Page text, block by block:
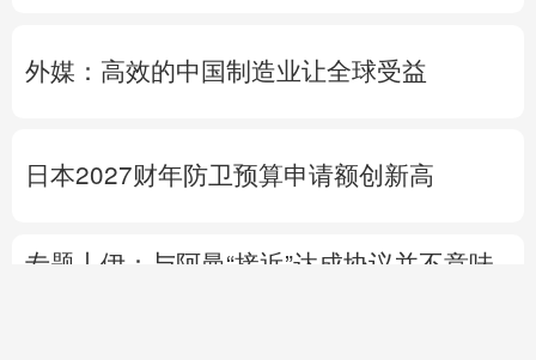
外媒：高效的中国制造业让全球受益
日本2027财年防卫预算申请额创新高
专题丨 伊：与阿曼“接近”达成协议并不意味